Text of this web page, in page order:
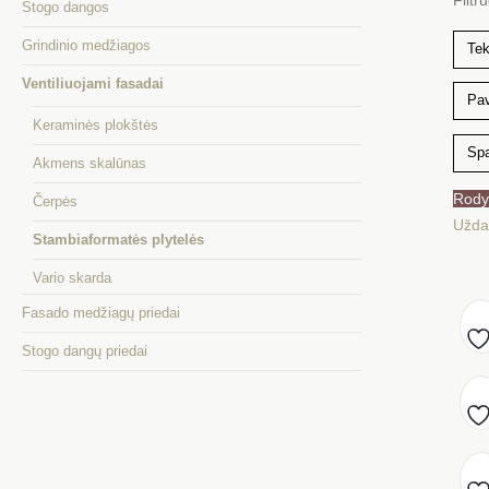
į
Stogo dangos
Grindinio medžiagos
Ventiliuojami fasadai
Keraminės plokštės
Akmens skalūnas
Čerpės
Stambiaformatės plytelės
Vario skarda
Fasado medžiagų priedai
Stogo dangų priedai